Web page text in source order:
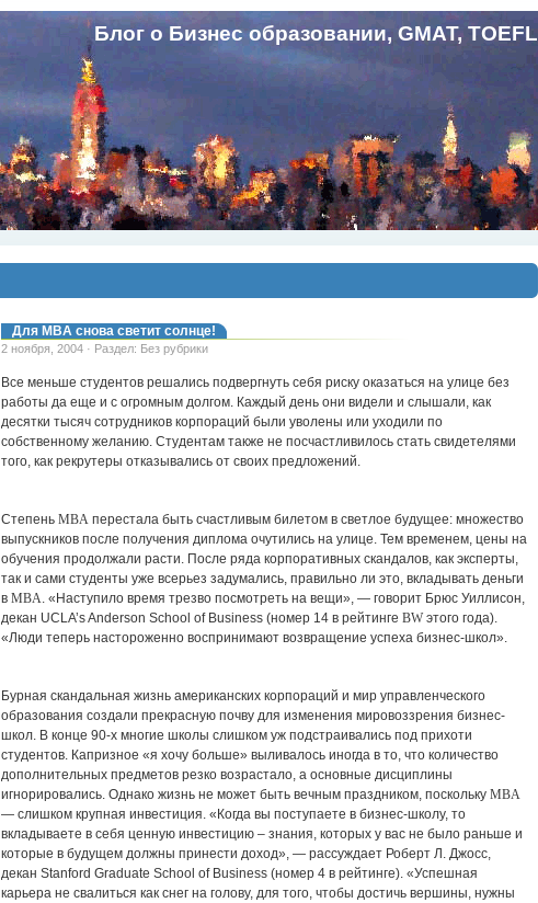
Блог о Бизнес образовании, GMAT, TOEFL
Для MBA снова светит солнце!
2 ноября, 2004 · Раздел: Без рубрики
Все меньше студентов решались подвергнуть себя риску оказаться на улице без
работы да еще и с огромным долгом. Каждый день они видели и слышали, как
десятки тысяч сотрудников корпораций были уволены или уходили по
собственному желанию. Студентам также не посчастливилось стать свидетелями
того, как рекрутеры отказывались от своих предложений.
Степень MBA перестала быть счастливым билетом в светлое будущее: множество
выпускников после получения диплома очутились на улице. Тем временем, цены на
обучения продолжали расти. После ряда корпоративных скандалов, как эксперты,
так и сами студенты уже всерьез задумались, правильно ли это, вкладывать деньги
в MBA. «Наступило время трезво посмотреть на вещи», — говорит Брюс Уиллисон,
декан UCLA’s Anderson School of Business (номер 14 в рейтинге BW этого года).
«Люди теперь настороженно воспринимают возвращение успеха бизнес-школ».
Бурная скандальная жизнь американских корпораций и мир управленческого
образования создали прекрасную почву для изменения мировоззрения бизнес-
школ. В конце 90-х многие школы слишком уж подстраивались под прихоти
студентов. Капризное «я хочу больше» выливалось иногда в то, что количество
дополнительных предметов резко возрастало, а основные дисциплины
игнорировались. Однако жизнь не может быть вечным праздником, поскольку MBA
— слишком крупная инвестиция. «Когда вы поступаете в бизнес-школу, то
вкладываете в себя ценную инвестицию – знания, которых у вас не было раньше и
которые в будущем должны принести доход», — рассуждает Роберт Л. Джосс,
декан Stanford Graduate School of Business (номер 4 в рейтинге). «Успешная
карьера не свалиться как снег на голову, для того, чтобы достичь вершины, нужны